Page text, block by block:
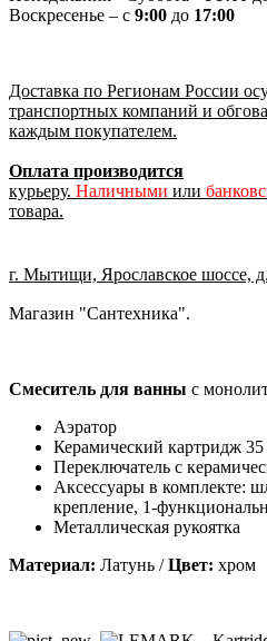
Воскресенье – с 9:00 до 17:00
Доставка по Регионам России
транспортных компаний и
каждым покупателем.
Оплата производится
курьеру. Наличными или
товара.
г. Мытищи, Ярославское шоссе,
Магазин "Сантехника".
Смеситель для ванны с
Аэратор
Керамический картридж
Переключатель с
Аксессуары в комплекте:
крепление, 1-
Металлическая рукоятка
Материал: Латунь / Цвет: хром